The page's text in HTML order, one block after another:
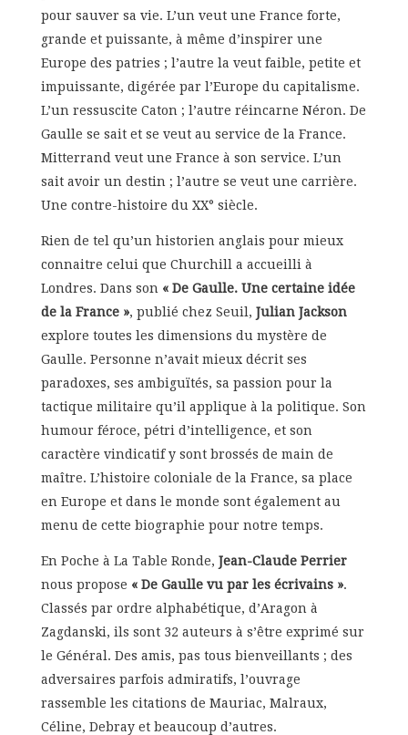
pour sauver sa vie. L’un veut une France forte,
grande et puissante, à même d’inspirer une
Europe des patries ; l’autre la veut faible, petite et
impuissante, digérée par l’Europe du capitalisme.
L’un ressuscite Caton ; l’autre réincarne Néron. De
Gaulle se sait et se veut au service de la France.
Mitterrand veut une France à son service. L’un
sait avoir un destin ; l’autre se veut une carrière.
Une contre-histoire du XX° siècle.
Rien de tel qu’un historien anglais pour mieux
connaitre celui que Churchill a accueilli à
Londres. Dans son « De Gaulle. Une certaine idée
de la France », publié chez Seuil, Julian Jackson
explore toutes les dimensions du mystère de
Gaulle. Personne n’avait mieux décrit ses
paradoxes, ses ambiguïtés, sa passion pour la
tactique militaire qu’il applique à la politique. Son
humour féroce, pétri d’intelligence, et son
caractère vindicatif y sont brossés de main de
maître. L’histoire coloniale de la France, sa place
en Europe et dans le monde sont également au
menu de cette biographie pour notre temps.
En Poche à La Table Ronde, Jean-Claude Perrier
nous propose « De Gaulle vu par les écrivains ».
Classés par ordre alphabétique, d’Aragon à
Zagdanski, ils sont 32 auteurs à s’être exprimé sur
le Général. Des amis, pas tous bienveillants ; des
adversaires parfois admiratifs, l’ouvrage
rassemble les citations de Mauriac, Malraux,
Céline, Debray et beaucoup d’autres.